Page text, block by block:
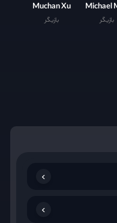
Michael
بازیگر
Muchan Xu
بازیگر